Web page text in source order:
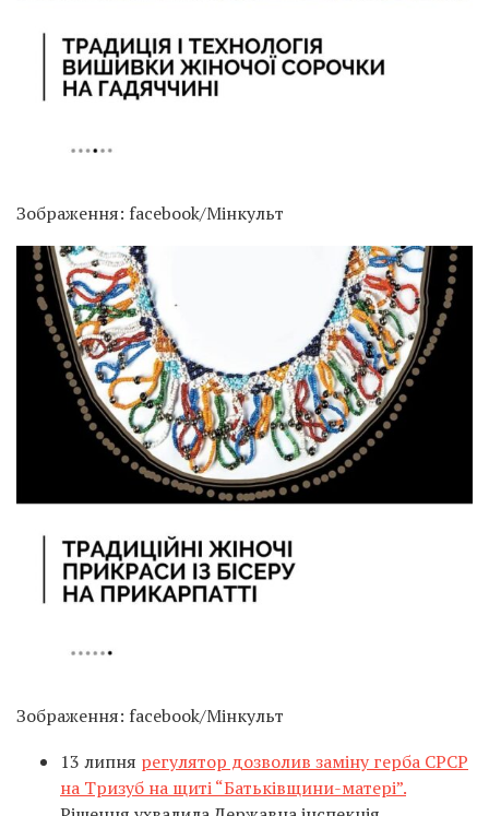
Зображення: facebook/Мінкульт
Зображення: facebook/Мінкульт
13 липня регулятор дозволив заміну герба СРСР
на Тризуб на щиті “Батьківщини-матері”.